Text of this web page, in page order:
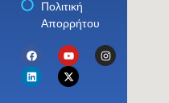
Πολιτική
Απορρήτου